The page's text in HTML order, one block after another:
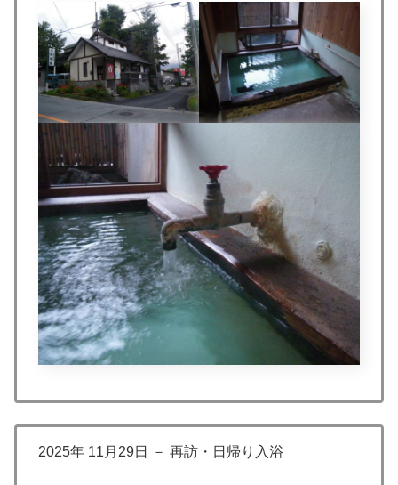
2025年 11月29日 － 再訪・日帰り入浴